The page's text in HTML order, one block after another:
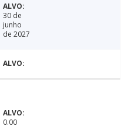
30 de
junho
de 2027
0.00